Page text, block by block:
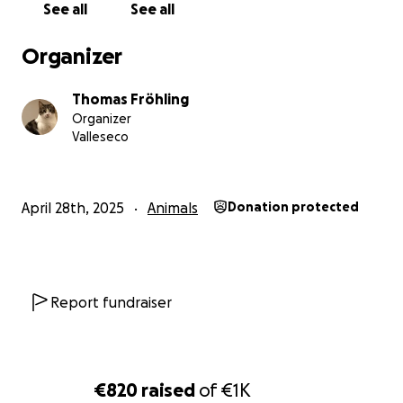
€820 raised of€1K
See all See all
Organizer
Thomas Fröhling
Organizer
Valleseco
April 28th, 2025 Animals Donation protected
Report fundraiser